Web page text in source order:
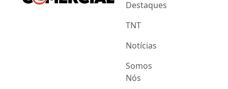
Destaques
TNT
Notícias
Somos
Nós